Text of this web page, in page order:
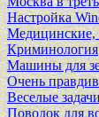
Настройка
Медицинские,
Криминология
Машины для
Очень
Веселые
Поводок для